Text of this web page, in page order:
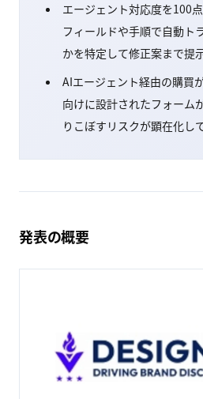
エージェント対応度を100
フィールドや手順で自動ト
かを特定して修正案まで提
AIエージェント経由の購買
向けに設計されたフォーム
りこぼすリスクが顕在化し
発表の概要